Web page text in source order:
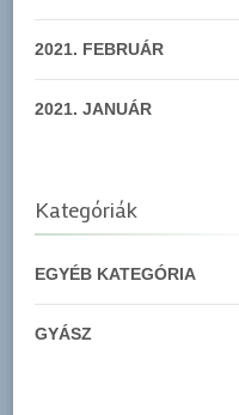
2021. FEBRUÁR
2021. JANUÁR
Kategóriák
EGYÉB KATEGÓRIA
GYÁSZ